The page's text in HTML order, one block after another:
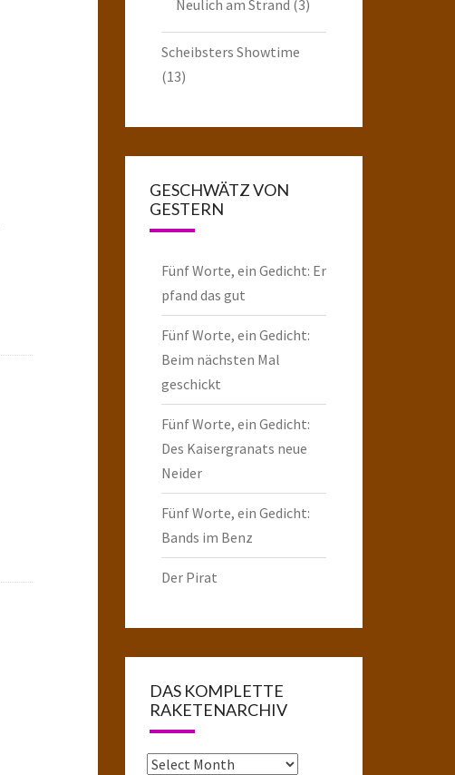
Neulich am Strand (3)
Scheibsters Showtime
(13)
GESCHWÄTZ VON
GESTERN
Fünf Worte, ein Gedicht: Er
pfand das gut
Fünf Worte, ein Gedicht:
Beim nächsten Mal
geschickt
Fünf Worte, ein Gedicht:
Des Kaisergranats neue
Neider
Fünf Worte, ein Gedicht:
Bands im Benz
Der Pirat
DAS KOMPLETTE
RAKETENARCHIV
Das